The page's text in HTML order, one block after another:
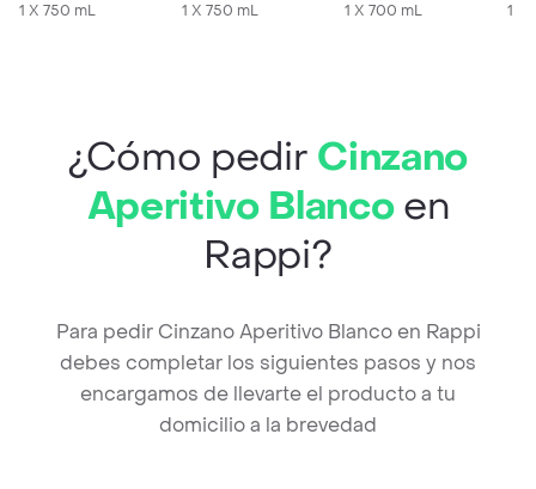
1 X 750 mL
1 X 750 mL
1 X 700 mL
1 X
¿Cómo pedir Cinzano
Aperitivo Blancoen
Rappi?
Para pedir Cinzano Aperitivo Blanco en Rappi
debes completar los siguientes pasos y nos
encargamos de llevarte el producto a tu
domicilio a la brevedad